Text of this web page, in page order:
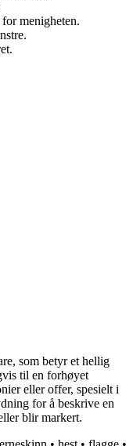
menigheten.
som betyr et hellig
til en forhøyet
eller offer, spesielt i
for å beskrive en
blir markert.